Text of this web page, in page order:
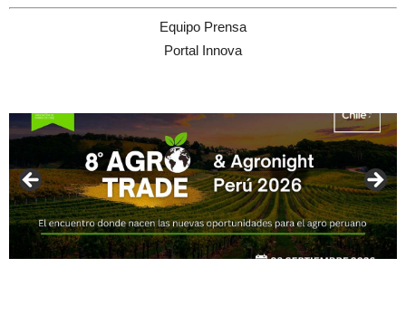
Equipo Prensa
Portal Innova